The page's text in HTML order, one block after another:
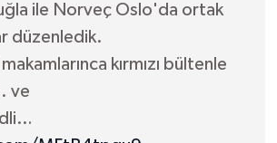
ile Norveç Oslo'da ortak
düzenledik.
kırmızı bültenle
ve